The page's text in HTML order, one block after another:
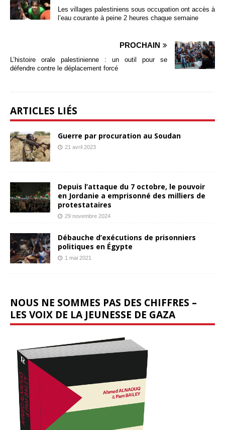
Les villages palestiniens sous occupation ont accès à
l’eau courante à peine 2 heures chaque semaine
PROCHAIN
L’histoire orale palestinienne : un outil pour se
défendre contre le déplacement forcé
ARTICLES LIÉS
Guerre par procuration au Soudan
21 avril 2023
Depuis l’attaque du 7 octobre, le pouvoir
en Jordanie a emprisonné des milliers de
protestataires
29 novembre 2024
Débauche d’exécutions de prisonniers
politiques en Égypte
1 mai 2021
NOUS NE SOMMES PAS DES CHIFFRES –
LES VOIX DE LA JEUNESSE DE GAZA